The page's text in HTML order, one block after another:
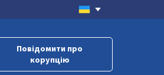
Повідомити про
корупцію